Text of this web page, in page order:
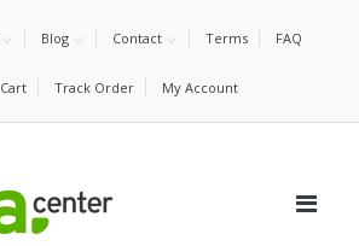
Blog Contact Terms FAQ
Cart Track Order My Account